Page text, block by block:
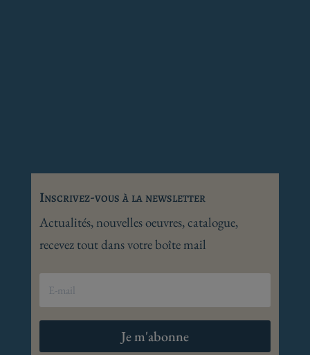
Inscrivez-vous à la newsletter
Actualités, nouvelles oeuvres, catalogue,
recevez tout dans votre boîte mail
Je m'abonne